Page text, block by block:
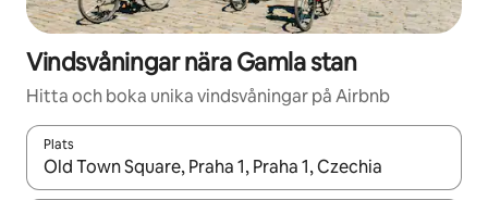
Vindsvåningar nära Gamla stan
Hitta och boka unika vindsvåningar på Airbnb
Plats
När resultaten är tillgängliga kan du navigera med upp- och